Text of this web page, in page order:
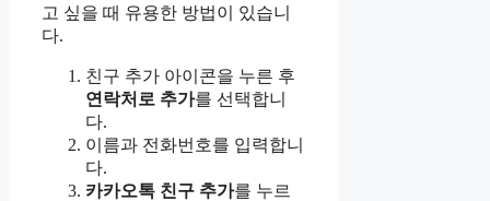
고 싶을 때 유용한 방법이 있습니
다.
친구 추가 아이콘을 누른 후
연락처로 추가를 선택합니
다.
이름과 전화번호를 입력합니
다.
카카오톡 친구 추가를 누르